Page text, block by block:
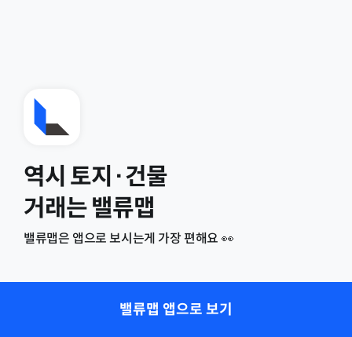
역시 토지·건물
거래는 밸류맵
밸류맵은 앱으로 보시는게 가장 편해요 👀
밸류맵 앱으로 보기